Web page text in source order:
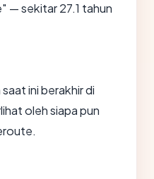
— sekitar 27.1 tahun
ini berakhir di
oleh siapa pun